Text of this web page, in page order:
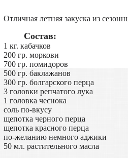
Отличная летняя закуска из
Состав:
1 кг. кабачков
200 гр. моркови
700 гр. помидоров
500 гр. баклажанов
300 гр. болгарского перца
3 головки репчатого лука
1 головка чеснока
соль по-вкусу
щепотка черного перца
щепотка красного перца
по-желанию немного аджики
50 мл. растительного масла